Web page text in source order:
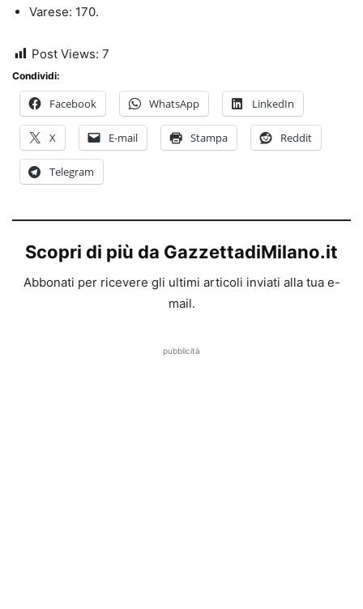
Varese: 170.
Post Views: 7
Condividi:
Facebook WhatsApp LinkedIn
X E-mail Stampa Reddit
Telegram
Scopri di più da GazzettadiMilano.it
Abbonati per ricevere gli ultimi articoli inviati alla tua e-
mail.
pubblicità